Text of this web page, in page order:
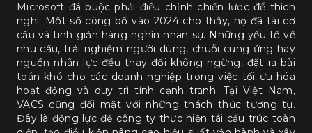
Microsoft đã buộc phải điều chỉnh chiến lược để thích
nghi. Một số công bố vào 2024 cho thấy, họ đã tái cơ
cấu và tinh giản hàng nghìn nhân sự. Những yếu tố về
nhu cầu, trải nghiệm người dùng, chuỗi cung ứng hay
nguồn nhân lực đều thay đổi không ngừng, đặt ra bài
toán khó cho các doanh nghiệp trong việc tối ưu hóa
hoạt động và duy trì tính cạnh tranh. Tại Việt Nam,
VACS cũng đối mặt với những thách thức tương tự.
Đây là động lực để công ty thực hiện tái cấu trúc toàn